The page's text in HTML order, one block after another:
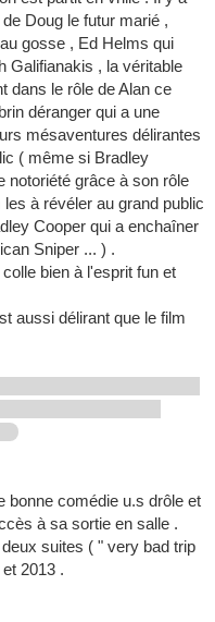
Doug le futur marié ,
gosse , Ed Helms qui
Galifianakis , la véritable
dans le rôle de Alan ce
déranger qui a une
mésaventures délirantes
( même si Bradley
notoriété grâce à son rôle
à révéler au grand public
Cooper qui a enchaîner
Sniper ... ) .
bien à l'esprit fun et
aussi délirant que le film
bonne comédie u.s drôle et
à sa sortie en salle .
suites ( " very bad trip
2013 .